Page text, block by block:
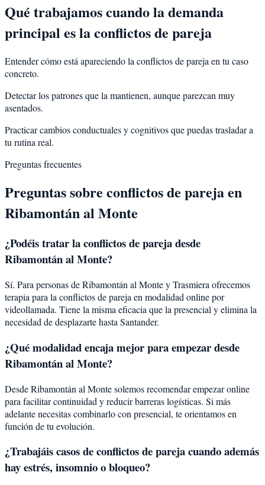
Qué trabajamos cuando la demanda
principal es la conflictos de pareja
Entender cómo está apareciendo la conflictos de pareja en tu caso
concreto.
Detectar los patrones que la mantienen, aunque parezcan muy
asentados.
Practicar cambios conductuales y cognitivos que puedas trasladar a
tu rutina real.
Preguntas frecuentes
Preguntas sobre conflictos de parejaen
Ribamontán al Monte
¿Podéis tratar laconflictos de parejadesde
Ribamontán al Monte?
Sí. Para personas de Ribamontán al Monte y Trasmiera ofrecemos
terapia para la conflictos de pareja en modalidad online por
videollamada. Tiene la misma eficacia que la presencial y elimina la
necesidad de desplazarte hasta Santander.
¿Qué modalidad encaja mejor para empezar desde
Ribamontán al Monte?
Desde Ribamontán al Monte solemos recomendar empezar online
para facilitar continuidad y reducir barreras logísticas. Si más
adelante necesitas combinarlo con presencial, te orientamos en
función de tu evolución.
¿Trabajáis casos de conflictos de pareja cuando además
hay estrés, insomnio o bloqueo?